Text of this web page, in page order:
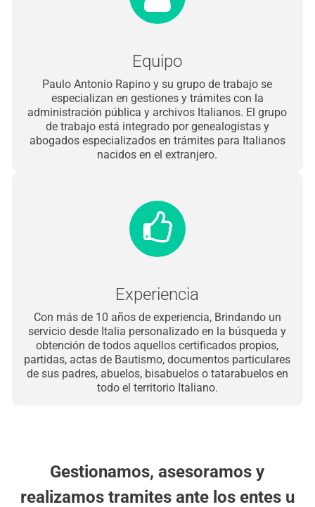
Equipo
Paulo Antonio Rapino y su grupo de trabajo se
especializan en gestiones y trámites con la
administración pública y archivos Italianos. El grupo
de trabajo está integrado por genealogistas y
abogados especializados en trámites para Italianos
nacidos en el extranjero.
Experiencia
Con más de 10 años de experiencia, Brindando un
servicio desde Italia personalizado en la búsqueda y
obtención de todos aquellos certificados propios,
partidas, actas de Bautismo, documentos particulares
de sus padres, abuelos, bisabuelos o tatarabuelos en
todo el territorio Italiano.
Gestionamos, asesoramos y
realizamos tramites ante los entes u